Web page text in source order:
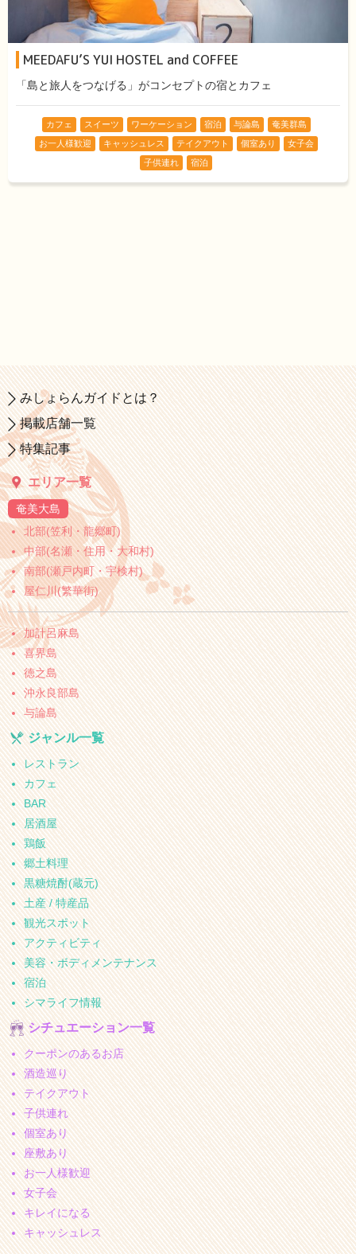
MEEDAFU’S YUI HOSTEL and COFFEE
「島と旅人をつなげる」がコンセプトの宿とカフェ
カフェ スイーツ ワーケーション 宿泊 与論島
奄美群島
お一人様歓迎
キャッシュレス テイクアウト 個室あり
女子会
子供連れ
宿泊
みしょらんガイドとは？
掲載店舗一覧
特集記事
エリア一覧
奄美大島
北部(笠利・龍郷町)
中部(名瀬・住用・大和村)
南部(瀬戸内町・宇検村)
屋仁川(繁華街)
加計呂麻島
喜界島
徳之島
沖永良部島
与論島
ジャンル一覧
レストラン
カフェ
BAR
居酒屋
鶏飯
郷土料理
黒糖焼酎(蔵元)
土産 / 特産品
観光スポット
アクティビティ
美容・ボディメンテナンス
宿泊
シマライフ情報
シチュエーション一覧
クーポンのあるお店
酒造巡り
テイクアウト
子供連れ
個室あり
座敷あり
お一人様歓迎
女子会
キレイになる
キャッシュレス